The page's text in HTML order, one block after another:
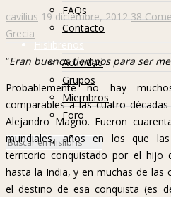
FAQs
Contacto
Hislibreños
Actividad
Grupos
Miembros
Foro
cavilius 19 diciembre, 2012 38
Grecia
“Eran buenos tiempos para ser
Probablemente no hay
comparables a las cuatro
Alejandro Magno. Fueron
mundiales, años en los que
territorio conquistado por el hijo
hasta la India, y en muchas de las
el destino de esa conquista (es